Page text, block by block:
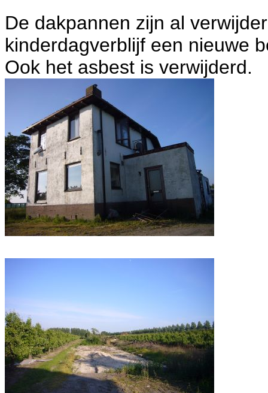
De dakpannen zijn al
kinderdagverblijf een nieuwe
Ook het asbest is verwijderd.